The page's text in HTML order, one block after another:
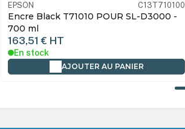
EPSON C13T710200
Encre Cyan T7102 pour SL-D3000 - 700
ml
163,51 € HT
En stock
AJOUTER AU PANIER